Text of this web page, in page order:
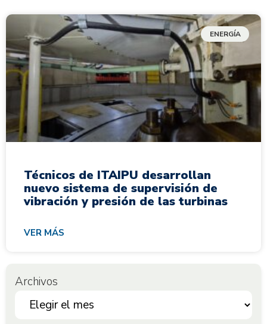
ENERGÍA
Técnicos de ITAIPU desarrollan
nuevo sistema de supervisión de
vibración y presión de las turbinas
VER MÁS
Archivos